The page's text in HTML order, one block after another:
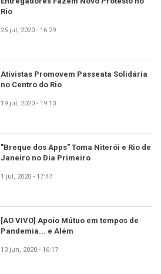
Rio
25 jul, 2020 - 16:29
Ativistas Promovem Passeata Solidária
no Centro do Rio
19 jul, 2020 - 19:13
"Breque dos Apps" Toma Niterói e Rio de
Janeiro no Dia Primeiro
1 jul, 2020 - 17:47
[AO VIVO] Apoio Mútuo em tempos de
Pandemia... e Além
13 jun, 2020 - 16:17